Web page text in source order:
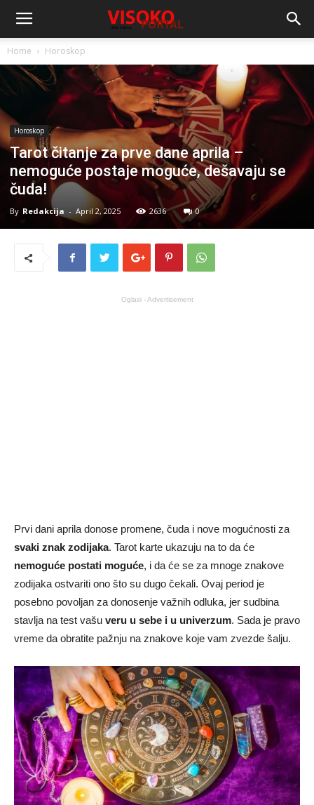
Home Horoskop
Horoskop
Tarot čitanje za prve dane aprila –
nemoguće postaje moguće, dešavaju se
čuda!
By Redakcija - April 2, 2025 2636 0
Oglasi - Advertisement
Prvi dani aprila donose promene, čuda i nove mogućnosti za
svaki znak zodijaka. Tarot karte ukazuju na to da će
nemoguće postati moguće, i da će se za mnoge znakove
zodijaka ostvariti ono što su dugo čekali. Ovaj period je
posebno povoljan za donosenje važnih odluka, jer sudbina
stavlja na test vašu veru u sebe i u univerzum. Sada je pravo
vreme da obratite pažnju na znakove koje vam zvezde šalju.